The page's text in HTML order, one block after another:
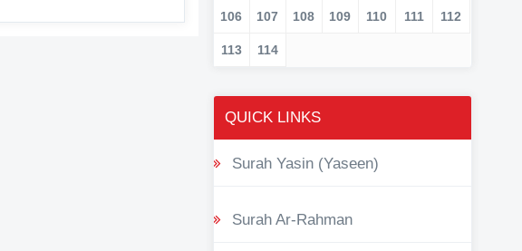
106 107 108 109 110 111 112
113 114
QUICK LINKS
Surah Yasin (Yaseen)
Surah Ar-Rahman